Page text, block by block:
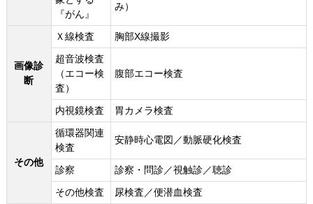
『がん』
み）
画像診
断
Ｘ線検査
胸部X線撮影
超音波検査
（エコー検
査）
腹部エコー検査
内視鏡検査 胃カメラ検査
その他
循環器関連
検査
安静時心電図／動脈硬化検査
診察
診察・問診／視触診／聴診
その他検査
尿検査／便潜血検査